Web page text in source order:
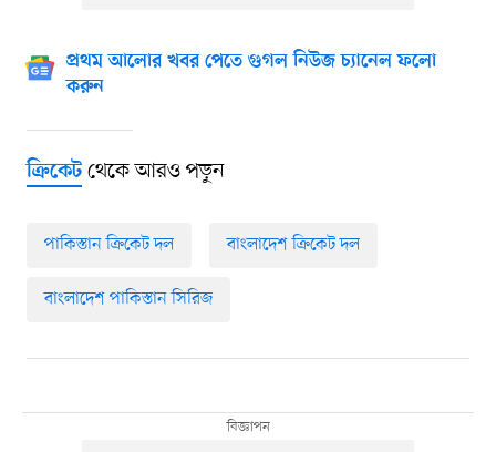
প্রথম আলোর খবর পেতে গুগল নিউজ চ্যানেল ফলো
করুন
ক্রিকেটথেকে আরও পড়ুন
পাকিস্তান ক্রিকেট দল বাংলাদেশ ক্রিকেট দল
বাংলাদেশ পাকিস্তান সিরিজ